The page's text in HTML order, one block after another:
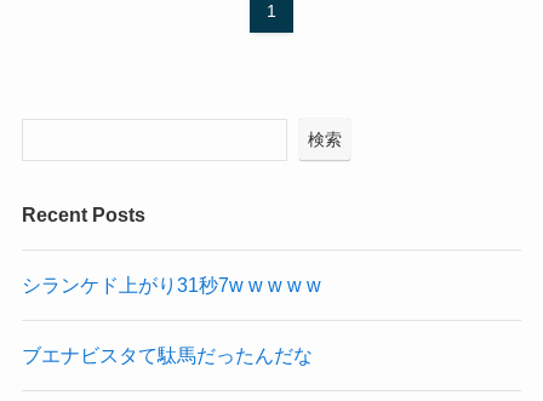
1
検索
Recent Posts
シランケド上がり31秒7w w w w w
ブエナビスタて駄馬だったんだな